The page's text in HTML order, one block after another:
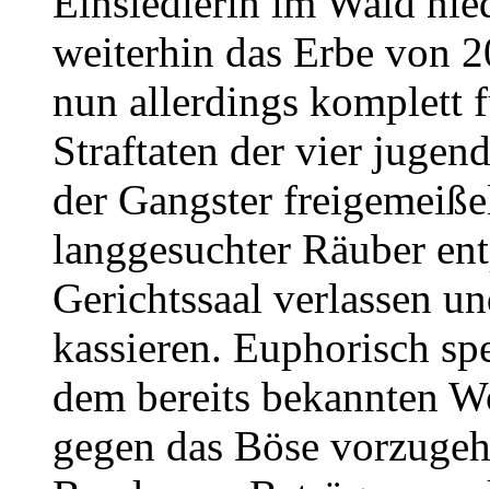
weiterhin das Erbe von
nun allerdings komplett
Straftaten der vier
der Gangster
langgesuchter Räuber
Gerichtssaal verlassen
kassieren. Euphorisch
dem bereits bekannten
gegen das Böse